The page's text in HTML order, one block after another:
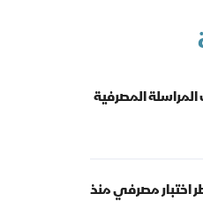
المصرفية
اختبار مصرفي منذ